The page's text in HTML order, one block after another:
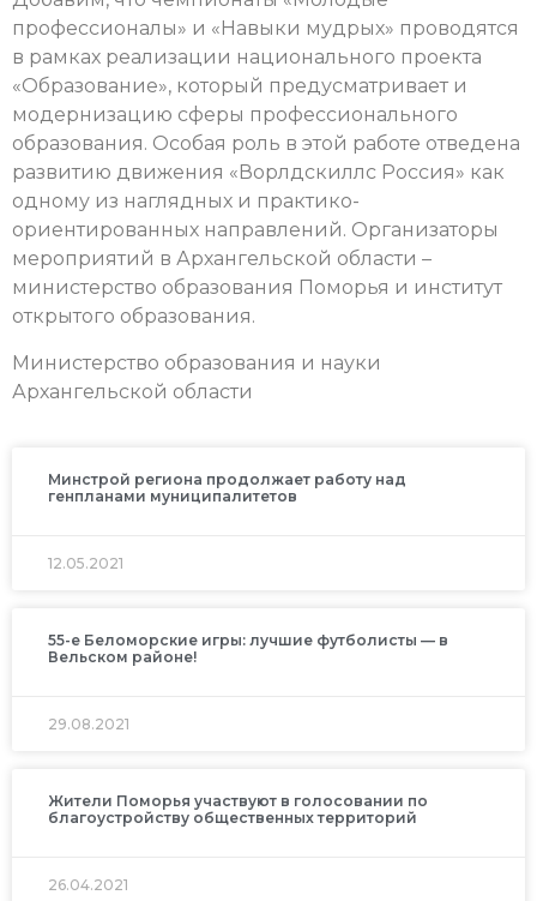
профессионалы» и «Навыки мудрых» проводятся
в рамках реализации национального проекта
«Образование», который предусматривает и
модернизацию сферы профессионального
образования. Особая роль в этой работе отведена
развитию движения «Ворлдскиллс Россия» как
одному из наглядных и практико-
ориентированных направлений. Организаторы
мероприятий в Архангельской области –
министерство образования Поморья и институт
открытого образования.
Министерство образования и науки
Архангельской области
Минстрой региона продолжает работу над
генпланами муниципалитетов
12.05.2021
55-е Беломорские игры: лучшие футболисты — в
Вельском районе!
29.08.2021
Жители Поморья участвуют в голосовании по
благоустройству общественных территорий
26.04.2021